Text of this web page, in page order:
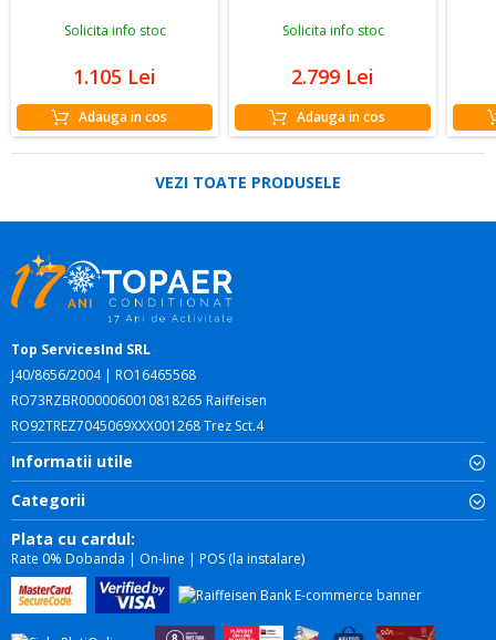
Solicita info stoc
1.105 Lei
Adauga in cos
Solicita info stoc
2.799 Lei
Adauga in cos
VEZI TOATE PRODUSELE
Top ServicesInd SRL
J40/8656/2004 | RO16465568
RO73RZBR0000060010818265 Raiffeisen
RO92TREZ7045069XXX001268 Trez Sct.4
Informatii utile
Categorii
Plata cu cardul:
Rate 0% Dobanda | On-line | POS (la instalare)